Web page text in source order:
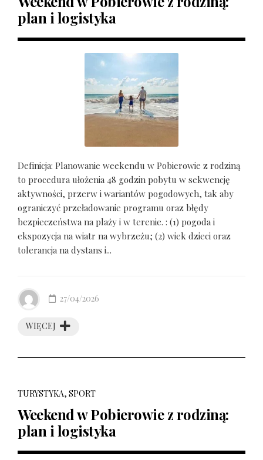
plan i logistyka
Definicja: Planowanie weekendu w Pobierowie z rodziną
to procedura ułożenia 48 godzin pobytu w sekwencję
aktywności, przerw i wariantów pogodowych, tak aby
ograniczyć przeładowanie programu oraz błędy
bezpieczeństwa na plaży i w terenie. : (1) pogoda i
ekspozycja na wiatr na wybrzeżu; (2) wiek dzieci oraz
tolerancja na dystans i...
WIĘCEJ
27/04/2026
TURYSTYKA, SPORT
Weekend w Pobierowie z rodziną:
plan i logistyka